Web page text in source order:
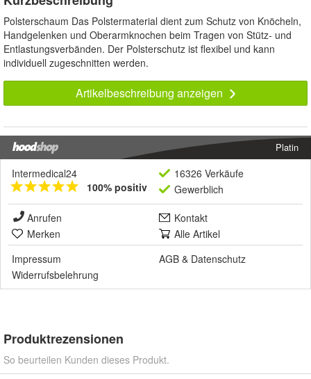
Polsterschaum Das Polstermaterial dient zum Schutz von Knöcheln,
Handgelenken und Oberarmknochen beim Tragen von Stütz- und
Entlastungsverbänden. Der Polsterschutz ist flexibel und kann
individuell zugeschnitten werden.
Artikelbeschreibung anzeigen
Platin
Intermedical24
100% positiv
16326 Verkäufe
Gewerblich
Anrufen
Kontakt
Merken
Alle Artikel
Impressum
AGB & Datenschutz
Widerrufsbelehrung
Produktrezensionen
So beurteilen Kunden dieses Produkt.